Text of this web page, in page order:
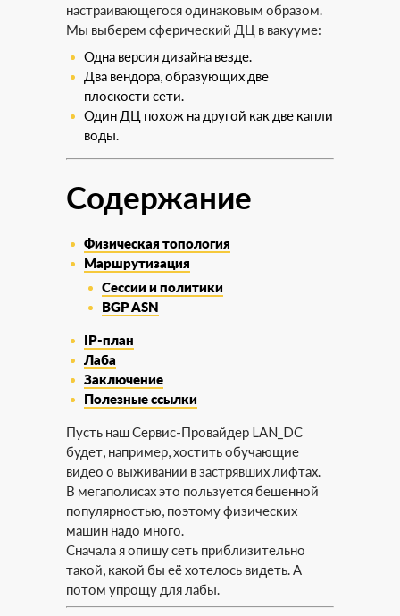
настраивающегося одинаковым образом.
Мы выберем сферический ДЦ в вакууме:
Одна версия дизайна везде.
Два вендора, образующих две
плоскости сети.
Один ДЦ похож на другой как две капли
воды.
Содержание
Физическая топология
Маршрутизация
Сессии и политики
BGP ASN
IP-план
Лаба
Заключение
Полезные ссылки
Пусть наш Сервис-Провайдер LAN_DC
будет, например, хостить обучающие
видео о выживании в застрявших лифтах.
В мегаполисах это пользуется бешенной
популярностью, поэтому физических
машин надо много.
Сначала я опишу сеть приблизительно
такой, какой бы её хотелось видеть. А
потом упрощу для лабы.